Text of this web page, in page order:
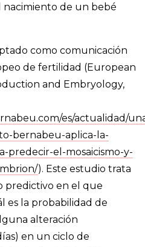
de un bebé
como comunicación
de fertilidad (European
and Embryology,
es/actualidad/
bernabeu-aplica-la-
predecir-el-mosaicismo-y-
). Este estudio trata
predictivo en el que
es la probabilidad de
alteración
en un ciclo de